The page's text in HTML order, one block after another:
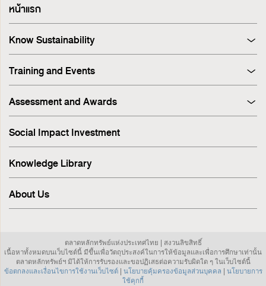
หน้าแรก
Know Sustainability
Sustainability at A Glance
Principles and Guidelines
Corporate Governance
Sustainability Management Process
Stakeholder Engagement & Materiality Analysis
ESG Risk
Sustainable Supply Chain
Environment
Innovation
Sustainability Disclosure & Reporting
Investor Relations
Training and Events
Training
Events
Assessment and Awards
Corporate Governance Report (CGR)
SET ESG Ratings
FTSE Russell ESG Scores
ASEAN Corporate Governance Scorecard
Sustainability Index
Sustainability Awards
IR Awards
Social Impact Investment
Knowledge Library
About Us
ตลาดหลักทรัพย์แห่งประเทศไทย | สงวนลิขสิทธิ์
เนื้อหาทั้งหมดบนเว็บไซต์นี้ มีขึ้นเพื่อวัตถุประสงค์ในการให้ข้อมูลและเพื่อการศึกษาเท่านั้น
ตลาดหลักทรัพย์ฯ มิได้ให้การรับรองและขอปฏิเสธต่อความรับผิดใด ๆ ในเว็บไซต์นี้
ข้อตกลงและเงื่อนไขการใช้งานเว็บไซต์| นโยบายคุ้มครองข้อมูลส่วนบุคคล
นโยบายการ
ใช้คุกกี้